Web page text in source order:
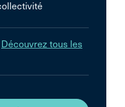
Découvrez tous les